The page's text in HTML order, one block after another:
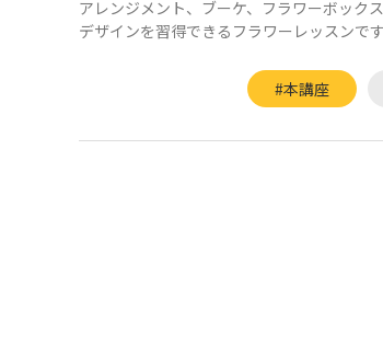
アレンジメント、ブーケ、フラワーボック
デザインを習得できるフラワーレッスンです
#本講座